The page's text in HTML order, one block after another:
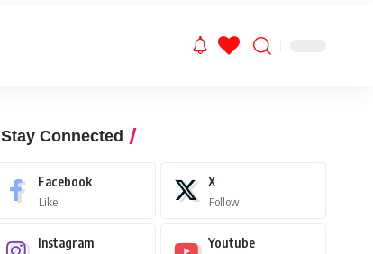
Stay Connected
Facebook
Like
X
Follow
Instagram Youtube